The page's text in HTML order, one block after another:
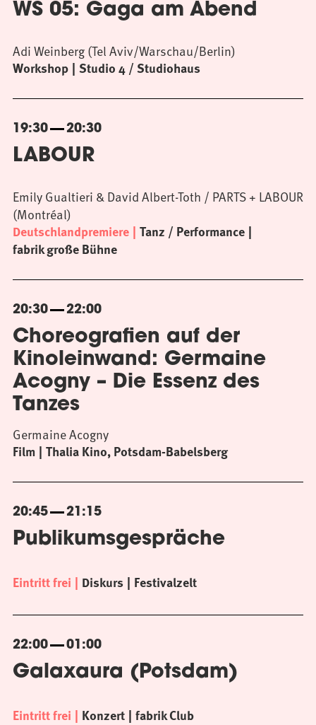
WS 05: Gaga am Abend
Workshop Studio 4 / Studiohaus
Adi Weinberg (Tel Aviv/Warschau/Berlin)
19:30 20:30
LABOUR
Deutschlandpremiere Tanz / Performance
fabrik große Bühne
Emily Gualtieri & David Albert-Toth / PARTS + LABOUR
(Montréal)
20:30 22:00
Choreografien auf der
Kinoleinwand: Germaine
Acogny – Die Essenz des
Tanzes
Film Thalia Kino, Potsdam-Babelsberg
Germaine Acogny
20:45 21:15
Publikumsgespräche
Eintritt frei Diskurs Festivalzelt
22:00 01:00
Galaxaura (Potsdam)
Eintritt frei Konzert fabrik Club